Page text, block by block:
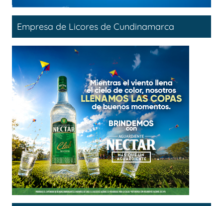
Empresa de Licores de Cundinamarca